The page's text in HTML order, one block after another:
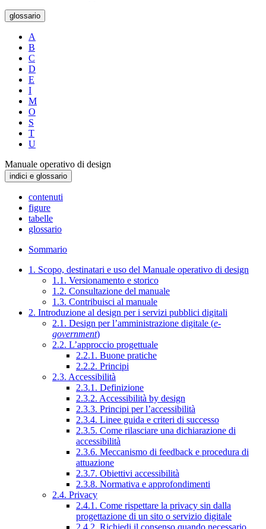
glossario
A
B
C
D
E
I
M
O
S
T
U
Manuale operativo di design
indici e glossario
contenuti
figure
tabelle
glossario
Sommario
1. Scopo, destinatari e uso del Manuale operativo di design
1.1. Versionamento e storico
1.2. Consultazione del manuale
1.3. Contribuisci al manuale
2. Introduzione al design per i servizi pubblici digitali
2.1. Design per l’amministrazione digitale (e-
government)
2.2. L’approccio progettuale
2.2.1. Buone pratiche
2.2.2. Principi
2.3. Accessibilità
2.3.1. Definizione
2.3.2. Accessibilità by design
2.3.3. Principi per l’accessibilità
2.3.4. Linee guida e criteri di successo
2.3.5. Come rilasciare una dichiarazione di
accessibilità
2.3.6. Meccanismo di feedback e procedura di
attuazione
2.3.7. Obiettivi accessibilità
2.3.8. Normativa e approfondimenti
2.4. Privacy
2.4.1. Come rispettare la privacy sin dalla
progettazione di un sito o servizio digitale
2.4.2. Richiedi il consenso quando necessario